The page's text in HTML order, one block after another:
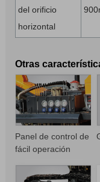
del orificio
horizontal
Otras
Panel de control de
fácil operación